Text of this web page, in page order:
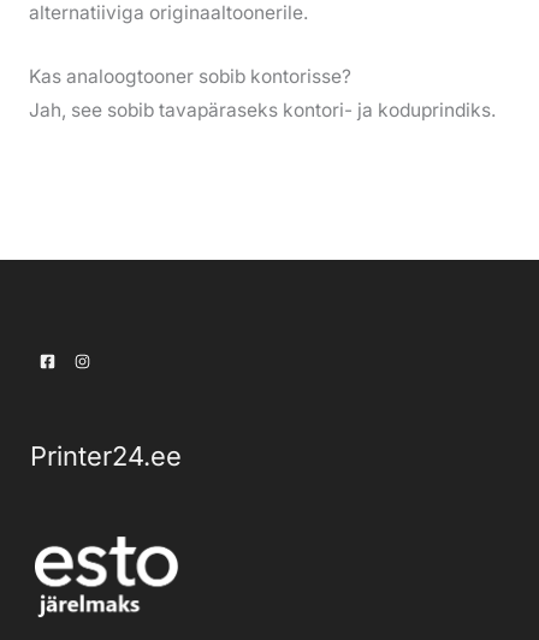
alternatiiviga originaaltoonerile.
Kas analoogtooner sobib kontorisse?
Jah, see sobib tavapäraseks kontori- ja koduprindiks.
Printer24.ee